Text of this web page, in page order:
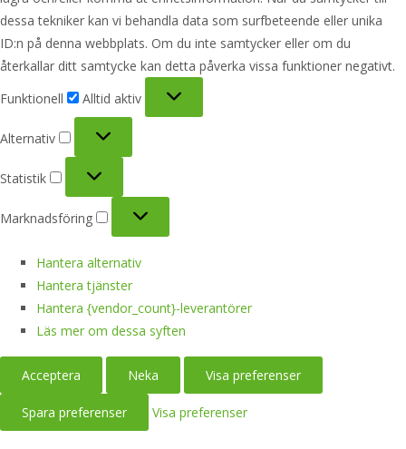
dessa tekniker kan vi behandla data som surfbeteende eller unika
ID:n på denna webbplats. Om du inte samtycker eller om du
återkallar ditt samtycke kan detta påverka vissa funktioner negativt.
Funktionell
Alltid aktiv
Alternativ
Statistik
Marknadsföring
Hantera alternativ
Hantera tjänster
Hantera {vendor_count}-leverantörer
Läs mer om dessa syften
Acceptera Neka Visa preferenser
Spara preferenser Visa preferenser